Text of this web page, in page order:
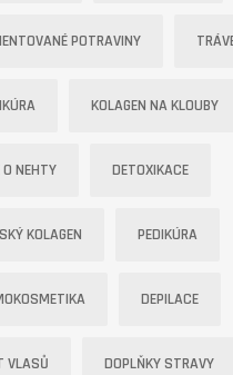
POTRAVINY
KOLAGEN NA KLOUBY
O NEHTY DETOXIKACE
KOLAGEN PEDIKÚRA
DEPILACE
VLASŮ DOPLŇKY STRAVY